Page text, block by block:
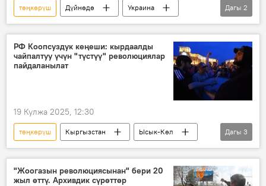
төңкөрүш Дүйнөдө
Украина
Владимир Зеленский
Валерий Залужный
Дагы 2
РФ Коопсуздук кеңеши: кырдаалды
чайпалтуу үчүн "түстүү" революциялар
пайдаланылат
19 Кулжа 2025, 12:30
төңкөрүш Кыргызстан
Ысык-Көл
ЖККУ
конференция
киберкоопсуздук
Дагы 3
"Жоогазын революциясынан" бери 20
жыл өттү. Архивдик сүрөттөр